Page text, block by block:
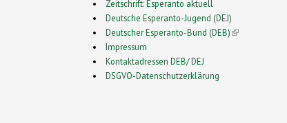
Zeitschrift: Esperanto aktuell
Deutsche Esperanto-Jugend (DEJ)
Deutscher Esperanto-Bund (DEB)(link is external)
Impressum
Kontaktadressen DEB/ DEJ
DSGVO-Datenschutzerklärung